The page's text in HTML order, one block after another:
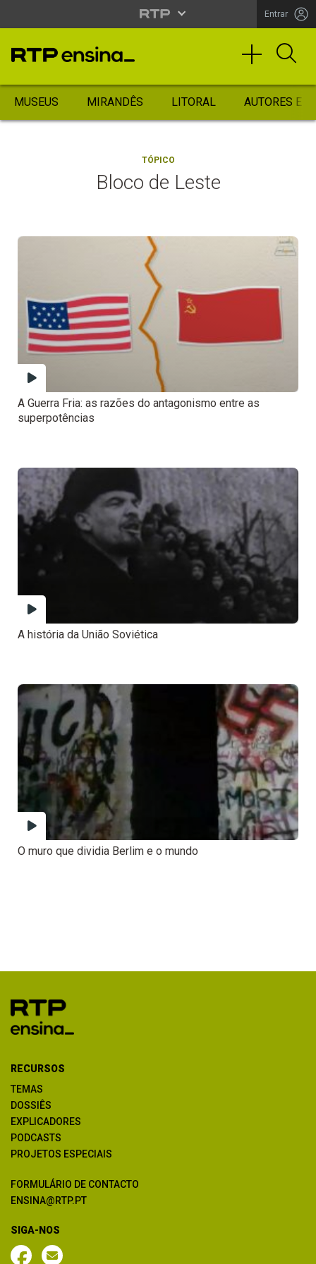
Entrar
MUSEUS MIRANDÊS LITORAL AUTORES
TÓPICO
Bloco de Leste
A Guerra Fria: as razões do antagonismo entre as
superpotências
A história da União Soviética
O muro que dividia Berlim e o mundo
RECURSOS
TEMAS
DOSSIÊS
EXPLICADORES
PODCASTS
PROJETOS ESPECIAIS
FORMULÁRIO DE CONTACTO
ENSINA@RTP.PT
SIGA-NOS